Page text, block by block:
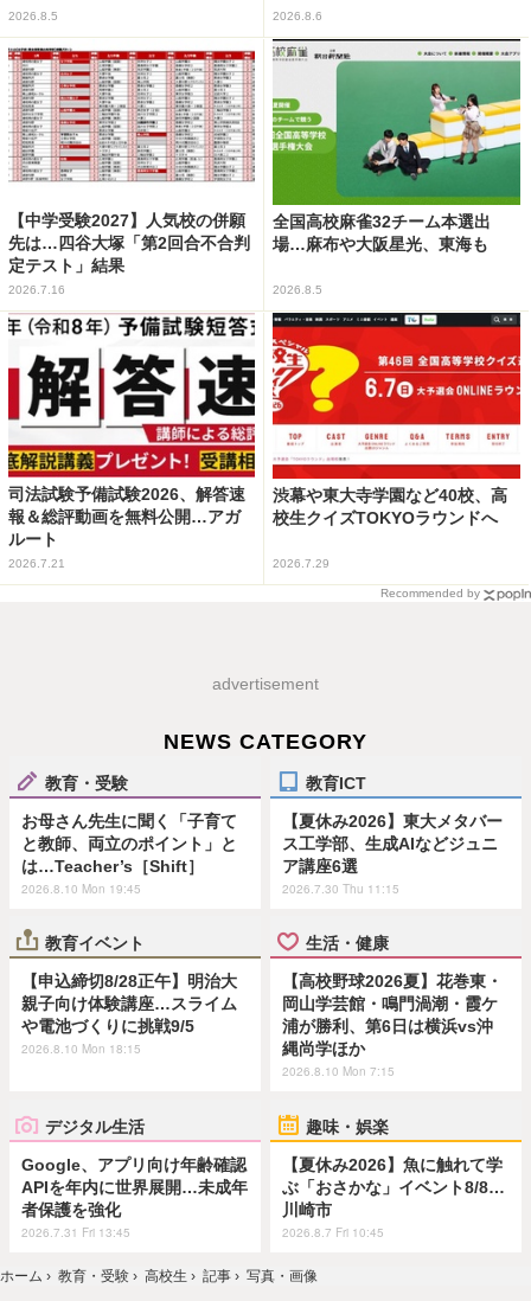
2026.8.5 2026.8.6
【中学受験2027】人気校の併願
先は…四谷大塚「第2回合不合判
定テスト」結果
2026.7.16
全国高校麻雀32チーム本選出
場…麻布や大阪星光、東海も
2026.8.5
司法試験予備試験2026、解答速
報＆総評動画を無料公開…アガ
ルート
2026.7.21
渋幕や東大寺学園など40校、高
校生クイズTOKYOラウンドへ
2026.7.29
Recommended by
advertisement
NEWS CATEGORY
教育・受験
お母さん先生に聞く「子育て
と教師、両立のポイント」と
は…Teacher’s［Shift］
2026.8.10 Mon 19:45
教育ICT
【夏休み2026】東大メタバー
ス工学部、生成AIなどジュニ
ア講座6選
2026.7.30 Thu 11:15
教育イベント
【申込締切8/28正午】明治大
親子向け体験講座…スライム
や電池づくりに挑戦9/5
2026.8.10 Mon 18:15
生活・健康
【高校野球2026夏】花巻東・
岡山学芸館・鳴門渦潮・霞ケ
浦が勝利、第6日は横浜vs沖
縄尚学ほか
2026.8.10 Mon 7:15
デジタル生活
Google、アプリ向け年齢確認
APIを年内に世界展開…未成年
者保護を強化
2026.7.31 Fri 13:45
趣味・娯楽
【夏休み2026】魚に触れて学
ぶ「おさかな」イベント8/8…
川崎市
2026.8.7 Fri 10:45
ホーム › 教育・受験 › 高校生 › 記事 › 写真・画像